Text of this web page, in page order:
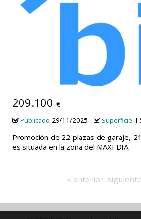
209.100 €
Publicado 29/11/2025 Superficie
Promoción de 22 plazas de garaje,
es situada en la zona del MAXI DIA.
« anterior